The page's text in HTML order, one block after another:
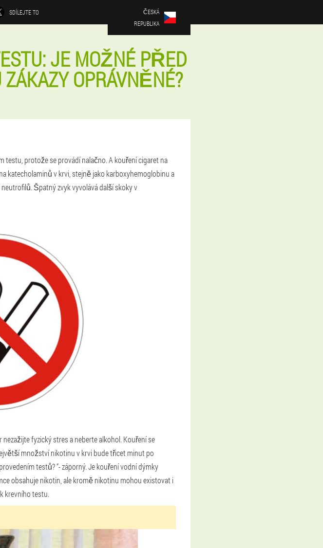
SDÍLEJTE TO
ČESKÁ
REPUBLIKA
JE MOŽNÉ PŘED
OPRÁVNĚNÉ?
protože se provádí nalačno. A kouření cigaret na
katecholaminů v krvi, stejně jako karboxyhemoglobinu a
Špatný zvyk vyvolává další skoky v
fyzický stres a neberte alkohol. Kouření se
množství nikotinu v krvi bude třicet minut po
testů? “- záporný. Je kouření vodní dýmky
obsahuje nikotin, ale kromě nikotinu mohou existovat i
krevního testu.